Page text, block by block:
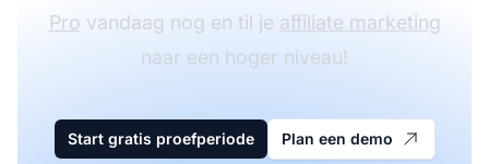
Pro vandaag nog en til je affiliate marketing
naar een hoger niveau!
Start gratis proefperiode Plan een demo